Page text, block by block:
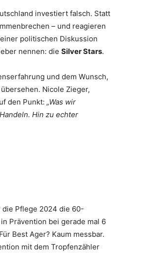
investiert falsch. Statt
– und reagieren
politischen Diskussion
nennen: die Silver Stars.
und dem Wunsch,
Nicole Zieger,
den Punkt: „Was wir
Hin zu echter
die Pflege 2024 die 60-
Prävention bei gerade mal 6
Best Ager? Kaum messbar.
mit dem Tropfenzähler